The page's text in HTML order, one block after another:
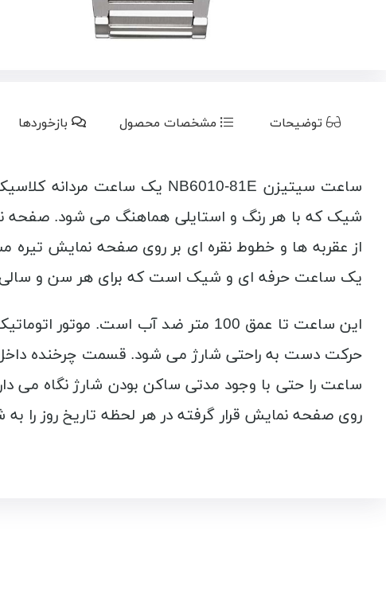
توضیحات مشخصات محصول بازخوردها
شیک که با هر رنگ و استایلی هماهنگ می شود. صفحه
یک ساعت حرفه ای و شیک است که برای هر سن و
روی صفحه نمایش قرار گرفته در هر لحظه تاریخ روز را